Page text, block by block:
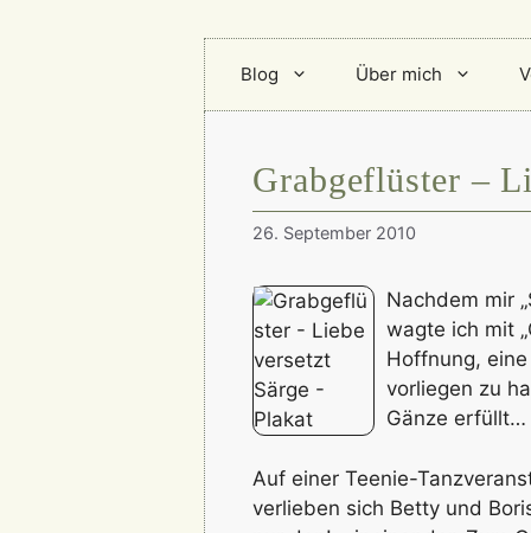
Blog Über mich
Grabgeflüster –
26. September 2010
Nachdem mir
wagte ich mit
Hoffnung,
vorliegen zu
Gänze erfüllt…
Auf einer Teenie-
verlieben sich Betty und